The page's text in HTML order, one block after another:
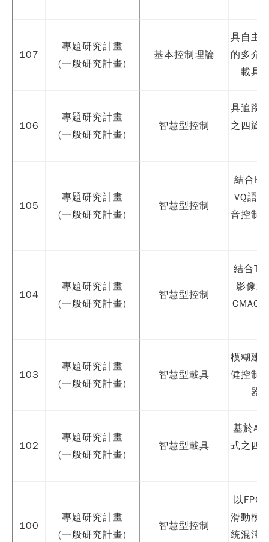
107
專題研究計畫
(一般研究計畫)
基本控制理論
具自主
的多介
載具
106
專題研究計畫
(一般研究計畫)
智慧型控制
具追蹤
之四旋
105
專題研究計畫
(一般研究計畫)
智慧型控制
結合
VQ語
音控制
104
專題研究計畫
(一般研究計畫)
智慧型控制
結合
影像
CMAC
103
專題研究計畫
(一般研究計畫)
智慧型載具
模糊建
健控制
器
102
專題研究計畫
(一般研究計畫)
智慧型載具
基於
式之四
100
專題研究計畫
(一般研究計畫)
智慧型控制
以
滑動模
統混沌